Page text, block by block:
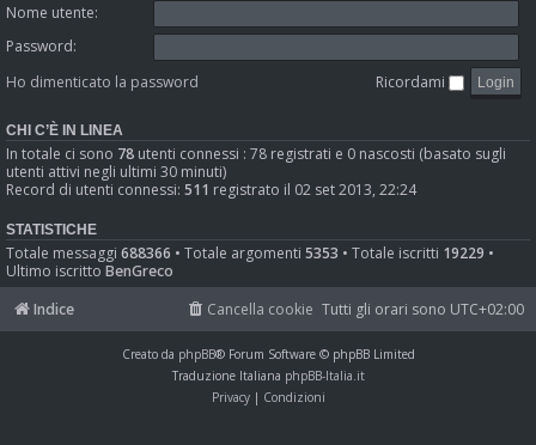
Nome utente:
Password:
Ho dimenticato la password
Ricordami
CHI C’È IN LINEA
In totale ci sono 78 utenti connessi : 78 registrati e 0 nascosti (basato sugli
utenti attivi negli ultimi 30 minuti)
Record di utenti connessi: 511 registrato il 02 set 2013, 22:24
STATISTICHE
Totale messaggi 688366 • Totale argomenti 5353 • Totale iscritti 19229 •
Ultimo iscritto BenGreco
Indice
Tutti gli orari sono UTC+02:00
Cancella cookie
Creato da phpBB® Forum Software © phpBB Limited
Traduzione Italiana phpBB-Italia.it
Privacy| Condizioni